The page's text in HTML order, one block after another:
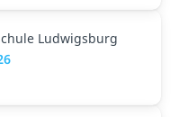
Ludwigsburg